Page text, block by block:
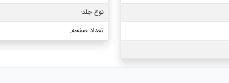
نوع جلد:
تعداد صفحه: